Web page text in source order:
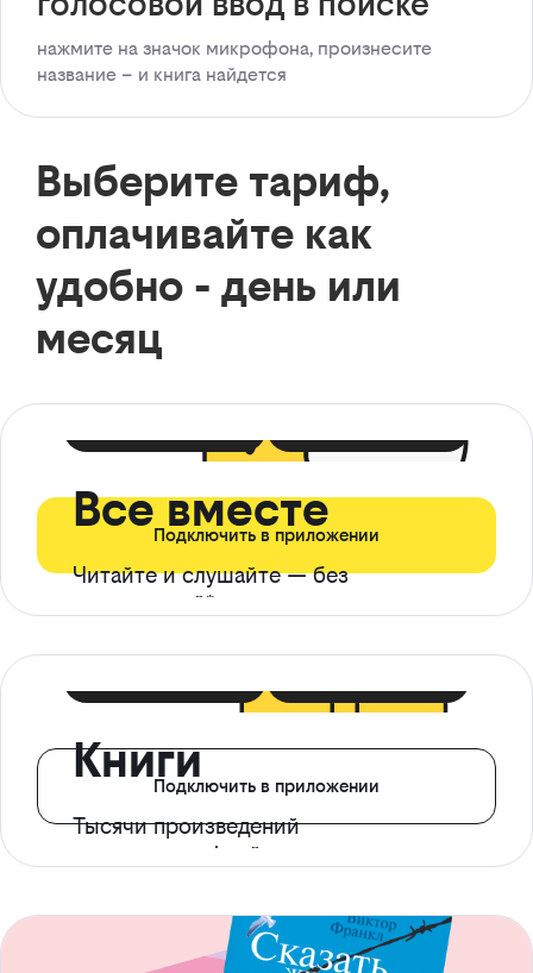
нажмите на значок микрофона, произнесите
название – и книга найдется
Выберите тариф,
оплачивайте как
удобно - день или
месяц
Все вместе
Читайте и слушайте — без
ограничений*
Подключить в приложении
Книги
Тысячи произведений
с доступом офлайн
Подключить в приложении